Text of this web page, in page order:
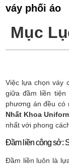
váy phối áo
Mục
Việc lựa chọn váy
giữa đầm liền
phương án đều có
Nhất Khoa
nhất với phong
Đầm liền công sở:
Đầm liền luôn là